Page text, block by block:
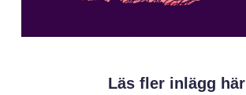
Läs fler inlägg här